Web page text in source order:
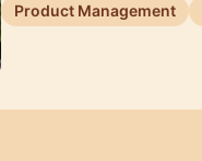
Product Management